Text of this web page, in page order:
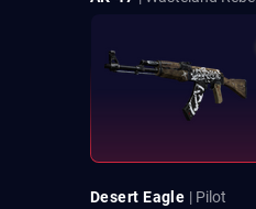
Desert Eagle | Pilot